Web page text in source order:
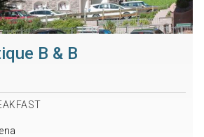
B & B